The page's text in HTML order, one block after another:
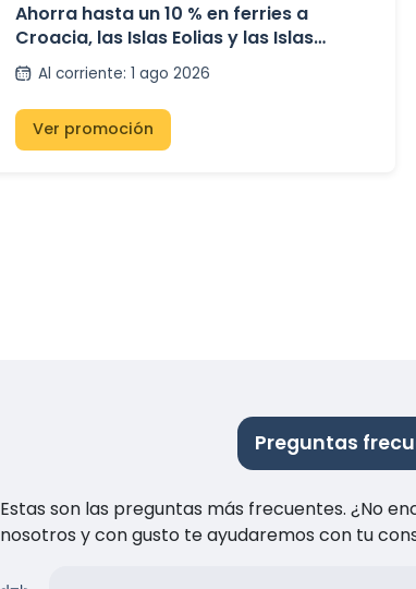
Ahorra hasta un 10 % en ferries a
Croacia, las Islas Eolias y las Islas
Pontinas
Al corriente: 1 ago 2026
Ver promoción
Preguntas
Estas son las preguntas más frecuentes. ¿No
nosotros y con gusto te ayudaremos con tu